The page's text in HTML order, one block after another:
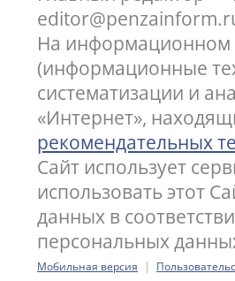
На информационном
(информационные
систематизации и
«Интернет»,
рекомендательных
Сайт использует
использовать этот
данных в
персональных
Мобильная версия |